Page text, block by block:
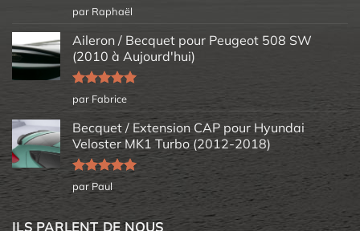
Note5sur
5
par Raphaël
Aileron / Becquet pour Peugeot 508 SW
(2010 à Aujourd'hui)
Note5sur
5
par Fabrice
Becquet / Extension CAP pour Hyundai
Veloster MK1 Turbo (2012-2018)
Note5sur
5
par Paul
ILS PARLENT DE NOUS